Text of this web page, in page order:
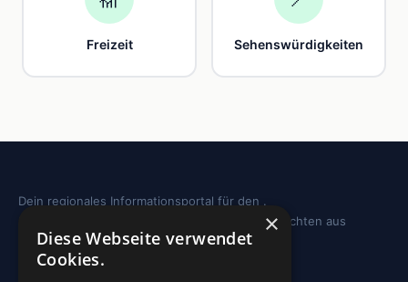
Freizeit Sehenswürdigkeiten
Dein regionales Informationsportal für den .
Sehenswürdigkeiten, Ausflugstipps und Geschichten aus
deiner Region.
×
Diese Webseite verwendet
Cookies.